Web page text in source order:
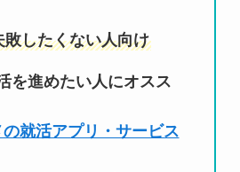
したくない人向け
を進めたい人にオスス
就活アプリ・サービス